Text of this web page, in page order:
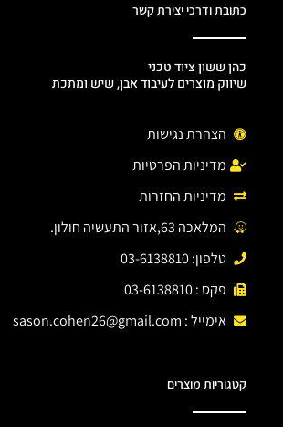
כתובת ודרכי יצירת קשר
כהן ששון ציוד טכני
שיווק מוצרים לעיבוד אבן, שיש ומתכת
הצהרת נגישות
מדיניות הפרטיות
מדיניות החזרות
המלאכה 63,אזור התעשיה חולון.
טלפון: 03-6138810
פקס : 03-6138810
אימייל : sason.cohen26@gmail.com
קטגוריות מוצרים